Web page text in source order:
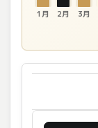
1月 2月 3月